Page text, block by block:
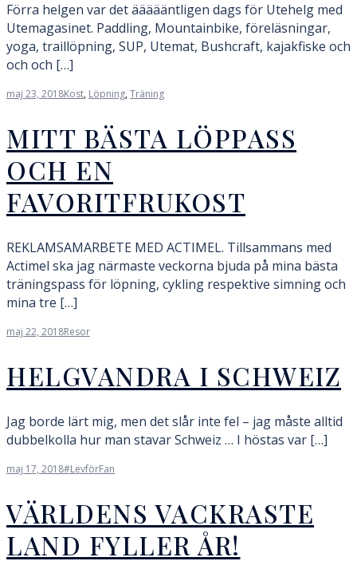
Förra helgen var det äääääntligen dags för Utehelg med
Utemagasinet. Paddling, Mountainbike, föreläsningar,
yoga, traillöpning, SUP, Utemat, Bushcraft, kajakfiske och
och och […]
maj 23, 2018Kost, Löpning,Träning
MITT BÄSTA LÖPPASS
OCH EN
FAVORITFRUKOST
REKLAMSAMARBETE MED ACTIMEL. Tillsammans med
Actimel ska jag närmaste veckorna bjuda på mina bästa
träningspass för löpning, cykling respektive simning och
mina tre […]
maj 22, 2018Resor
HELGVANDRA I SCHWEIZ
Jag borde lärt mig, men det slår inte fel – jag måste alltid
dubbelkolla hur man stavar Schweiz … I höstas var […]
maj 17, 2018#LevförFan
VÄRLDENS VACKRASTE
LAND FYLLER ÅR!